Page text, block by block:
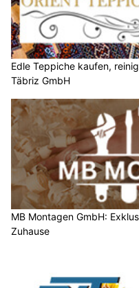
Edle Teppiche kaufen,
Täbriz GmbH
MB Montagen GmbH:
Zuhause